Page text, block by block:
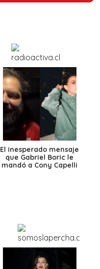
El inesperado mensaje
que Gabriel Boric le
mandó a Cony Capelli